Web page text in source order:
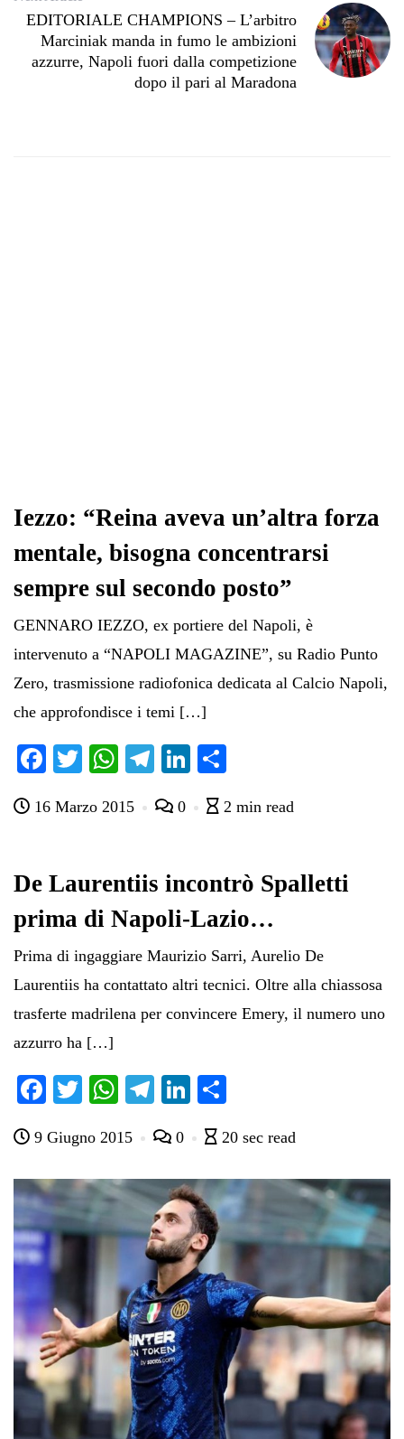
EDITORIALE CHAMPIONS – L’arbitro
Marciniak manda in fumo le ambizioni
azzurre, Napoli fuori dalla competizione
dopo il pari al Maradona
Iezzo: “Reina aveva un’altra forza
mentale, bisogna concentrarsi
sempre sul secondo posto”
GENNARO IEZZO, ex portiere del Napoli, è
intervenuto a “NAPOLI MAGAZINE”, su Radio Punto
Zero, trasmissione radiofonica dedicata al Calcio Napoli,
che approfondisce i temi […]
Fa
bo
T
tte
W
ts
pp
Te
gr
m
Li
ed di
di
16 Marzo 2015 0 2 min read
De Laurentiis incontrò Spalletti
prima di Napoli-Lazio…
Prima di ingaggiare Maurizio Sarri, Aurelio De
Laurentiis ha contattato altri tecnici. Oltre alla chiassosa
trasferte madrilena per convincere Emery, il numero uno
azzurro ha […]
Fa
bo
ok
T
tte
r
W
ts
A
pp
Te
gr
a
m
Li
ed
In
di
vi
di
9 Giugno 2015 0 20 sec read